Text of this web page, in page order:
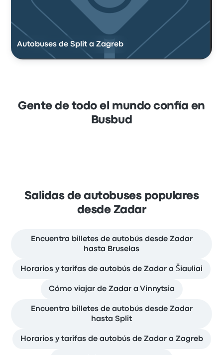
Autobuses de Split a Zagreb
Gente de todo el mundo confía en
Busbud
Salidas de autobuses populares
desde Zadar
Encuentra billetes de autobús desde Zadar
hasta Bruselas
Horarios y tarifas de autobús de Zadar a Šiauliai
Cómo viajar de Zadar a Vinnytsia
Encuentra billetes de autobús desde Zadar
hasta Split
Horarios y tarifas de autobús de Zadar a Zagreb